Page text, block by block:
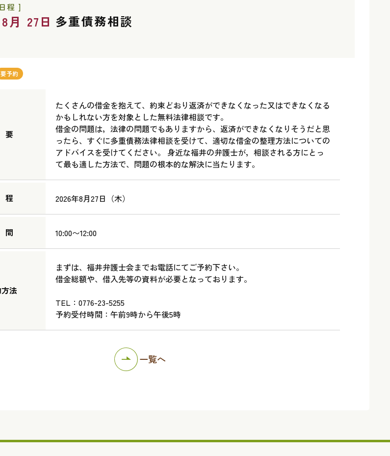
程 ]
月 27日 多重債務相談
要予約
要
たくさんの借金を抱えて、約束どおり返済ができなくなった又はできなくなる
かもしれない方を対象とした無料法律相談です。
借金の問題は，法律の問題でもありますから、返済ができなくなりそうだと思
ったら、すぐに多重債務法律相談を受けて、適切な借金の整理方法についての
アドバイスを受けてください。 身近な福井の弁護士が，相談される方にとっ
て最も適した方法で、問題の根本的な解決に当たります。
程 2026年8月27日（木）
間 10:00〜12:00
法
まずは、福井弁護士会までお電話にてご予約下さい。
借金総額や、借入先等の資料が必要となっております。
TEL：0776-23-5255
予約受付時間：午前9時から午後5時
一覧へ